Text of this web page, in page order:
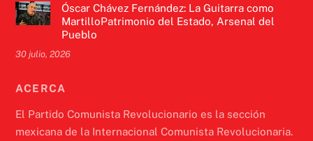
Óscar Chávez Fernández: La Guitarra como
MartilloPatrimonio del Estado, Arsenal del
Pueblo
30 julio, 2026
ACERCA
El Partido Comunista Revolucionario es la sección
mexicana de la Internacional Comunista Revolucionaria.